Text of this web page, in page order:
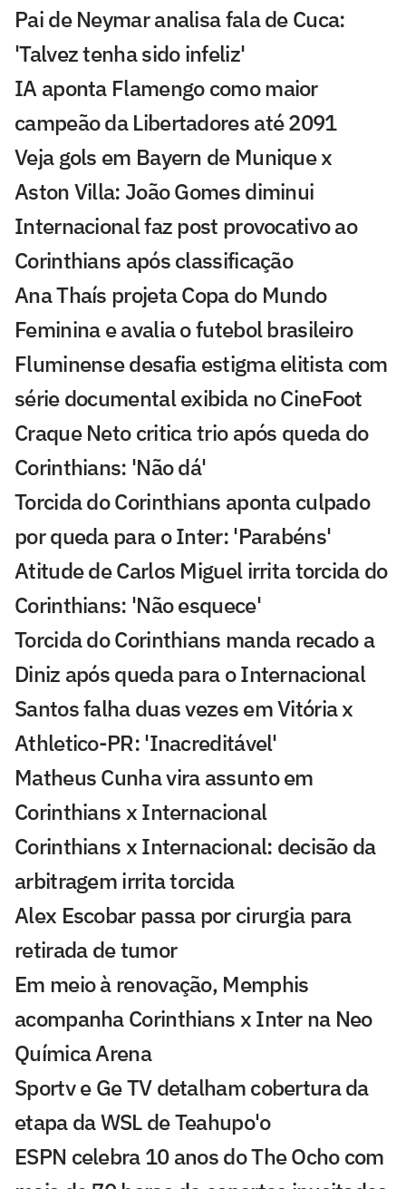
Pai de Neymar analisa fala de Cuca:
'Talvez tenha sido infeliz'
IA aponta Flamengo como maior
campeão da Libertadores até 2091
Veja gols em Bayern de Munique x
Aston Villa: João Gomes diminui
Internacional faz post provocativo ao
Corinthians após classificação
Ana Thaís projeta Copa do Mundo
Feminina e avalia o futebol brasileiro
Fluminense desafia estigma elitista com
série documental exibida no CineFoot
Craque Neto critica trio após queda do
Corinthians: 'Não dá'
Torcida do Corinthians aponta culpado
por queda para o Inter: 'Parabéns'
Atitude de Carlos Miguel irrita torcida do
Corinthians: 'Não esquece'
Torcida do Corinthians manda recado a
Diniz após queda para o Internacional
Santos falha duas vezes em Vitória x
Athletico-PR: 'Inacreditável'
Matheus Cunha vira assunto em
Corinthians x Internacional
Corinthians x Internacional: decisão da
arbitragem irrita torcida
Alex Escobar passa por cirurgia para
retirada de tumor
Em meio à renovação, Memphis
acompanha Corinthians x Inter na Neo
Química Arena
Sportv e Ge TV detalham cobertura da
etapa da WSL de Teahupo'o
ESPN celebra 10 anos do The Ocho com